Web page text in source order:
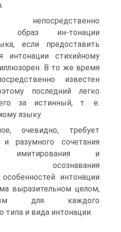
непосредственно
образ ин-тонации
если предоставить
интонации стихийному
В то же время
известен
последний легко
за истинный, т. е.
языку.
очевидно, требует
разумного сочетания
имитирования и
осознавания
интонации
выразительном целом,
для каждого
типа и вида интонации.